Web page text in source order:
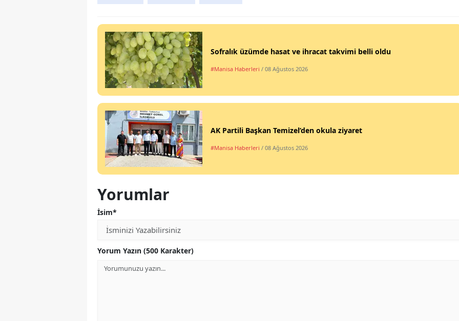
Sofralık üzümde hasat ve ihracat takvimi belli oldu
#Manisa Haberleri / 08 Ağustos 2026
AK Partili Başkan Temizel’den okula ziyaret
#Manisa Haberleri / 08 Ağustos 2026
Yorumlar
İsim*
Yorum Yazın (500 Karakter)